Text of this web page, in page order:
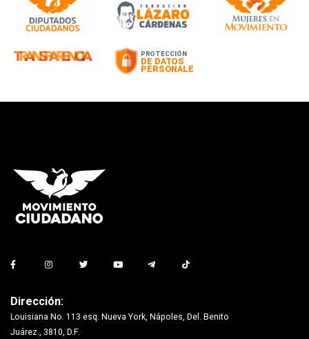
Dirección:
Louisiana No. 113 esq. Nueva York, Nápoles, Del. Benito
Juárez., 3810, D.F.